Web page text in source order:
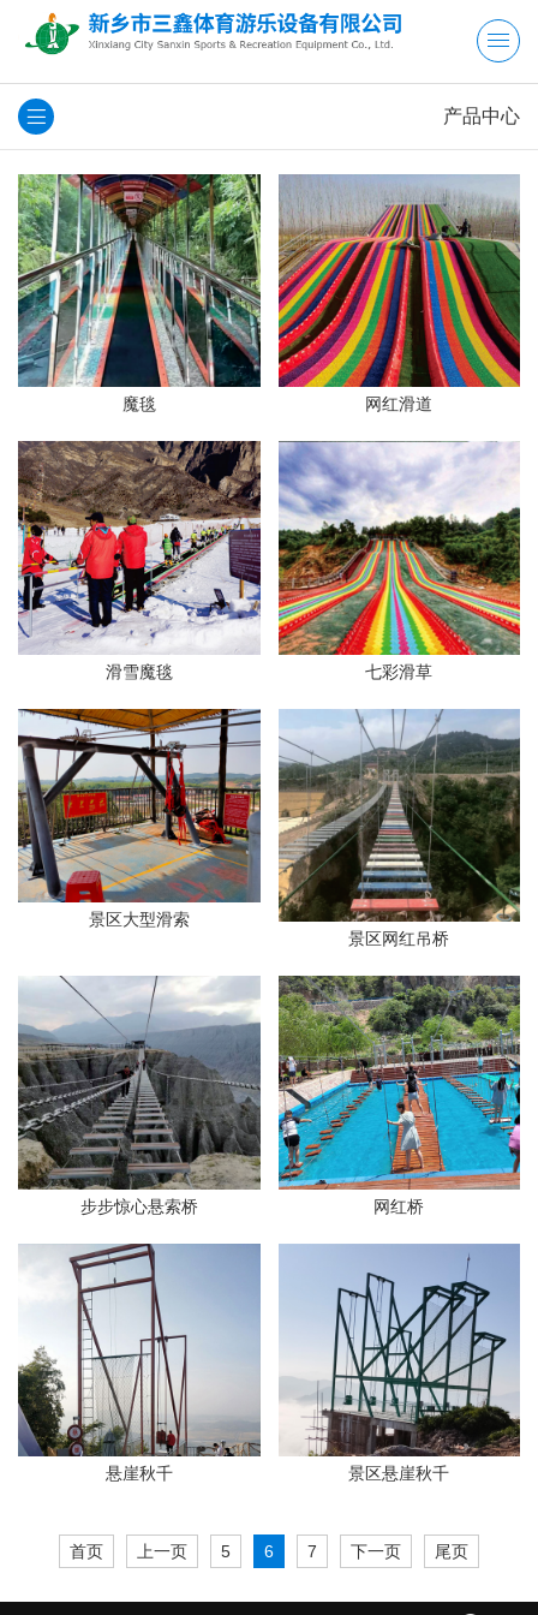
产品中心
魔毯 网红滑道
滑雪魔毯 七彩滑草
景区大型滑索
景区网红吊桥
步步惊心悬索桥 网红桥
悬崖秋千 景区悬崖秋千
首页 上一页 5 6 7 下一页 尾页